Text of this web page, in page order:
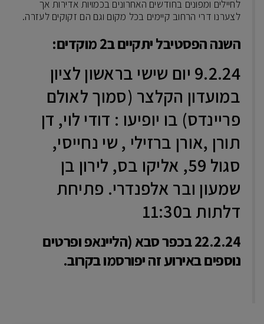
לחיילים ומפונים בחודשים האחרונים בכמויות אדירות אך
לצערנו דרי הרחוב קיימים בכל מקום וגם הם זקוקים לעזרה.
השנה הפסטיבל יתקיים ב2 מוקדים:
9.2.24 יום שישי בראשון לציון
במועדון הקלצר (סמוך לאולם
פריינדס) בו יופיעו : דודי לוי, דן
תורן ,אורן ברזילי , שי נחייסי,
סגול 59, אליקו בס, לירון בן
שמעון ובר אלפנדרי. פתיחת
דלתות ב11:30
22.2.24 בכפר סבא (הליינאפ ופרטים
נוספים באירוע זה יפורסמו בקרוב.